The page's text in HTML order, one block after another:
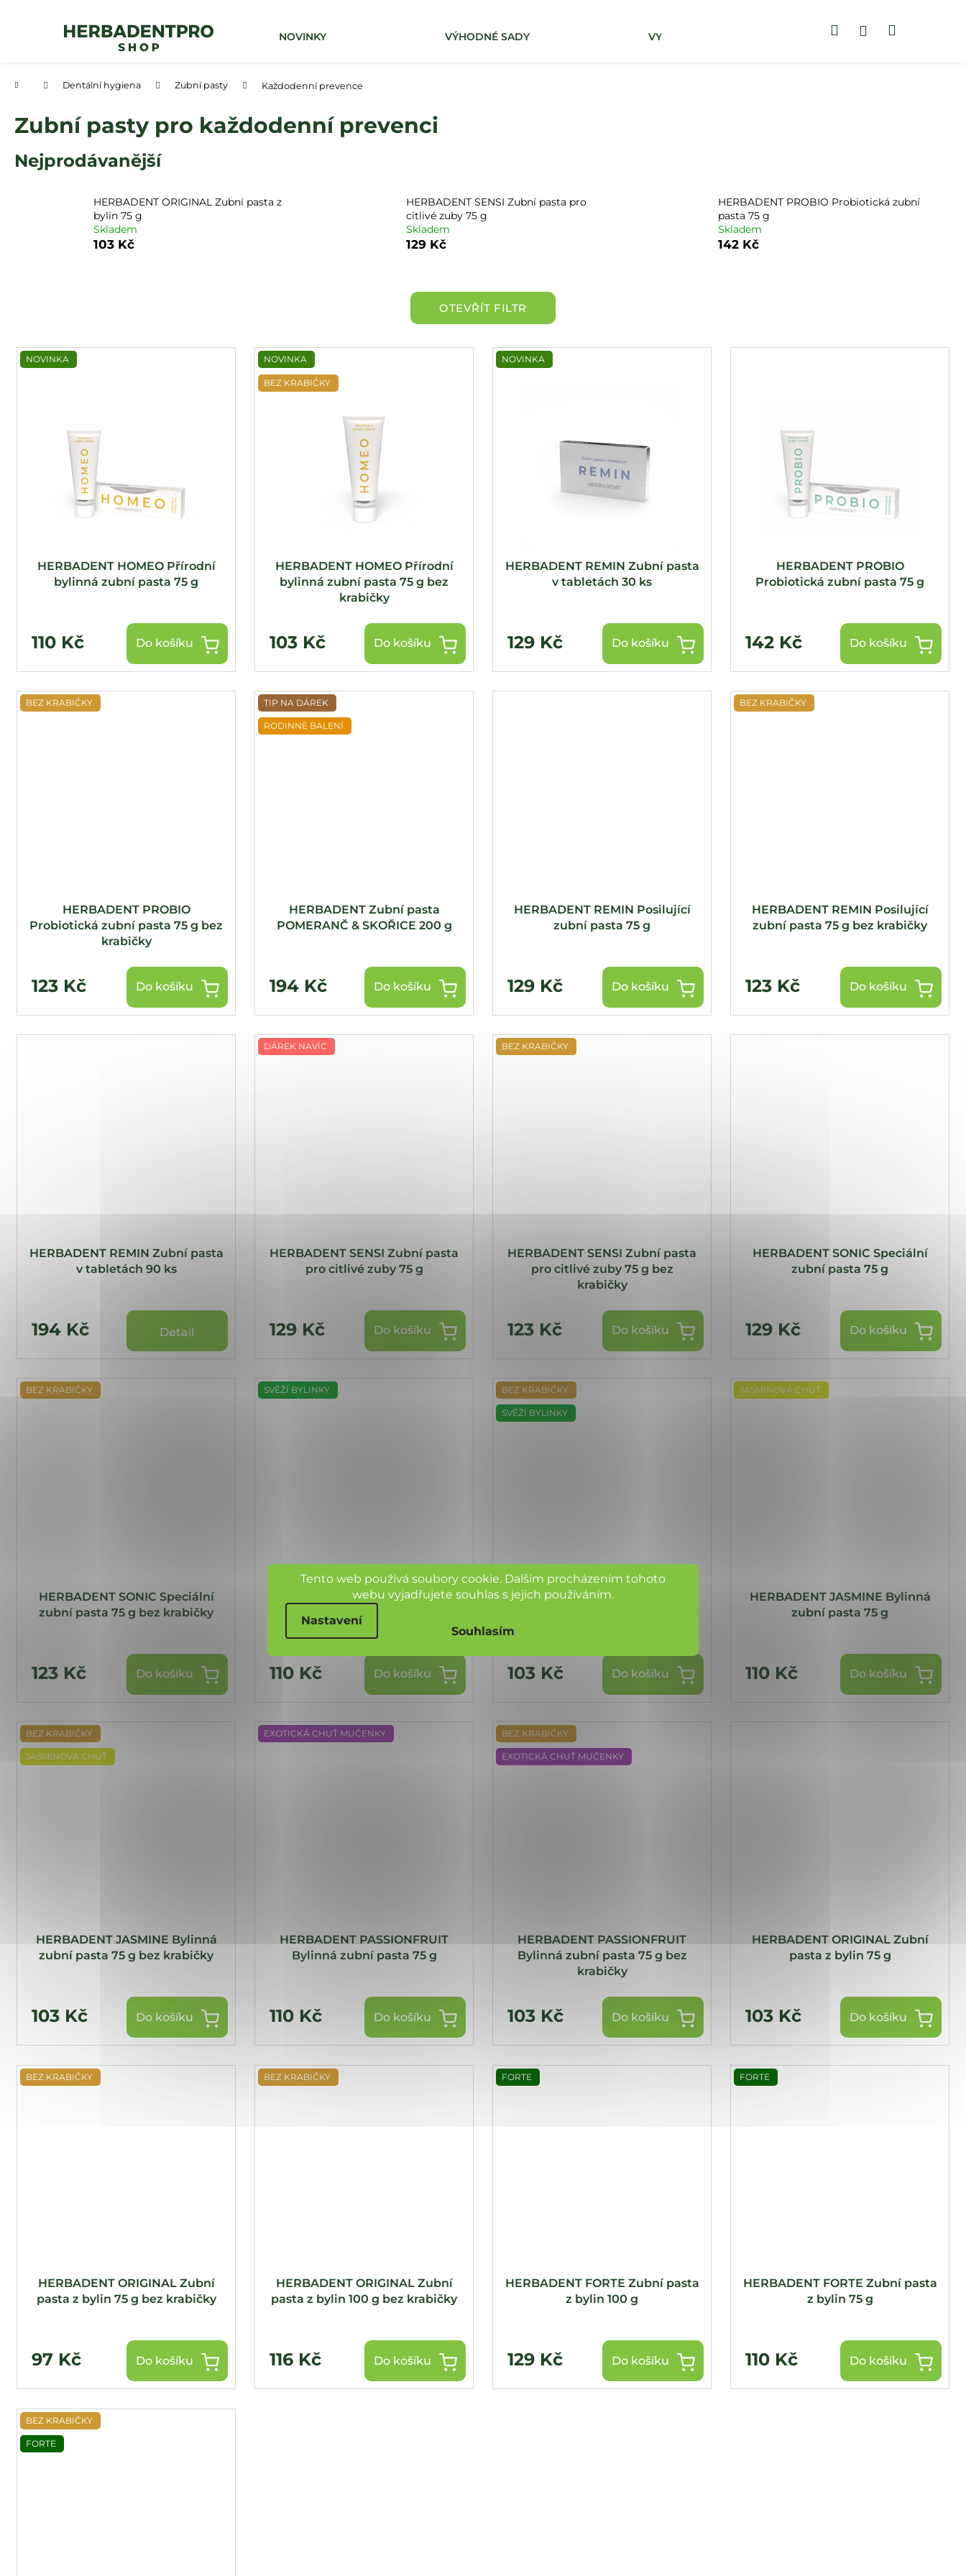
Tento web používá soubory cookie. Dalším procházením tohoto
webu vyjadřujete souhlas s jejich používáním.
Nastavení
Souhlasím
NOVINKY VÝHODNÉ SADY VYHLEDAT DLE POTÍŽÍ ZUBNÍ PASTY
HledatPřihlášení
Domů Dentální hygiena Zubní pasty Každodenní prevence
Zubní pasty pro každodenní prevenci
Nejprodávanější
HERBADENT ORIGINAL Zubní pasta z
bylin 75 g
Skladem
103 Kč
HERBADENT SENSI Zubní pasta pro
citlivé zuby 75 g
Skladem
129 Kč
HERBADENT PROBIO Probiotická zubní
pasta 75 g
Skladem
142 Kč
OTEVŘÍT FILTR
V
ý NOVINKA
HERBADENT HOMEO Přírodní
bylinná zubní pasta 75 g
110 Kč Do košíku
NOVINKA
BEZ KRABIČKY
HERBADENT HOMEO Přírodní
bylinná zubní pasta 75 g bez
krabičky
103 Kč Do košíku
NOVINKA
HERBADENT REMIN Zubní pasta
v tabletách 30 ks
129 Kč Do košíku
HERBADENT PROBIO
Probiotická zubní pasta 75 g
142 Kč Do košíku
BEZ KRABIČKY
HERBADENT PROBIO
Probiotická zubní pasta 75 g bez
krabičky
123 Kč Do košíku
TIP NA DÁREK
RODINNÉ BALENÍ
HERBADENT Zubní pasta
POMERANČ & SKOŘICE 200 g
194 Kč Do košíku
HERBADENT REMIN Posilující
zubní pasta 75 g
129 Kč Do košíku
BEZ KRABIČKY
HERBADENT REMIN Posilující
zubní pasta 75 g bez krabičky
123 Kč Do košíku
HERBADENT REMIN Zubní pasta
v tabletách 90 ks
194 Kč Detail
DÁREK NAVÍC
HERBADENT SENSI Zubní pasta
pro citlivé zuby 75 g
129 Kč Do košíku
BEZ KRABIČKY
HERBADENT SENSI Zubní pasta
pro citlivé zuby 75 g bez
krabičky
123 Kč Do košíku
HERBADENT SONIC Speciální
zubní pasta 75 g
129 Kč Do košíku
BEZ KRABIČKY
HERBADENT SONIC Speciální
zubní pasta 75 g bez krabičky
123 Kč Do košíku
SVĚŽÍ BYLINKY
HERBADENT FRESH HERBS
110 Kč Do košíku
BEZ KRABIČKY
SVĚŽÍ BYLINKY
HERBADENT FRESH HERBS
103 Kč Do košíku
JASMÍNOVÁ CHUŤ
HERBADENT JASMINE Bylinná
zubní pasta 75 g
110 Kč Do košíku
BEZ KRABIČKY
JASMÍNOVÁ CHUŤ
HERBADENT JASMINE Bylinná
zubní pasta 75 g bez krabičky
103 Kč Do košíku
EXOTICKÁ CHUŤ MUČENKY
HERBADENT PASSIONFRUIT
Bylinná zubní pasta 75 g
110 Kč Do košíku
BEZ KRABIČKY
EXOTICKÁ CHUŤ MUČENKY
HERBADENT PASSIONFRUIT
Bylinná zubní pasta 75 g bez
krabičky
103 Kč Do košíku
HERBADENT ORIGINAL Zubní
pasta z bylin 75 g
103 Kč Do košíku
BEZ KRABIČKY
HERBADENT ORIGINAL Zubní
pasta z bylin 75 g bez krabičky
97 Kč Do košíku
BEZ KRABIČKY
HERBADENT ORIGINAL Zubní
pasta z bylin 100 g bez krabičky
116 Kč Do košíku
FORTE
HERBADENT FORTE Zubní pasta
z bylin 100 g
129 Kč Do košíku
FORTE
HERBADENT FORTE Zubní pasta
z bylin 75 g
110 Kč Do košíku
BEZ KRABIČKY
FORTE
Zpět
Zpět
Co potřebujete najít?